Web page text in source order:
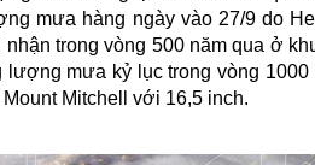
mưa hàng ngày vào 27/9 do
trong vòng 500 năm qua ở
lượng mưa kỷ lục trong vòng
Mitchell với 16,5 inch.